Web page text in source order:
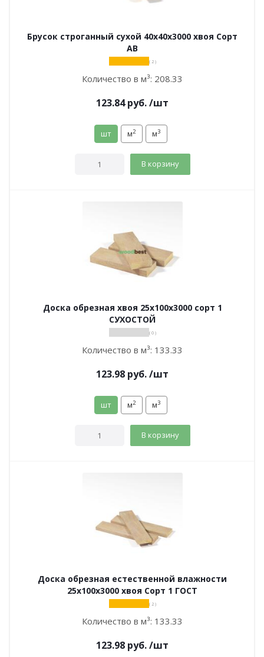
Брусок строганный сухой 40х40х3000 хвоя Сорт
АВ
( 2 )
Количество в м³: 208.33
123.84руб./шт
шт м2 м3
В корзину
Доска обрезная хвоя 25х100х3000 сорт 1
СУХОСТОЙ
( 0 )
Количество в м³: 133.33
123.98 руб./шт
шт м2 м3
В корзину
Доска обрезная естественной влажности
25х100х3000 хвоя Сорт 1 ГОСТ
( 2 )
Количество в м³: 133.33
123.98 руб./шт